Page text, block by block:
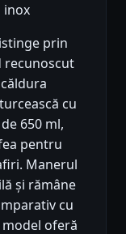
inox
prin
recunoscut
cu
650 ml,
pentru
Manerul
și rămâne
cu
model oferă